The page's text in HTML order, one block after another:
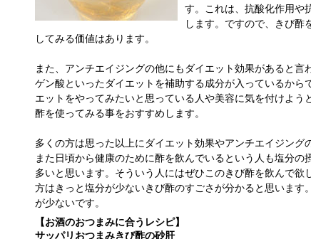
す。これは、抗酸化作用や
します。ですので、きび酢
してみる価値はあります。
また、アンチエイジングの他にもダイエット効果があると言
ゲン酸といったダイエットを補助する成分が入っているから
エットをやってみたいと思っている人や美容に気を付けよう
酢を使ってみる事をおすすめします。
多くの方は思った以上にダイエット効果やアンチエイジング
また日頃から健康のために酢を飲んでいるという人も塩分の
多いと思います。そういう人にはぜひこのきび酢を飲んで欲
方はきっと塩分が少ないきび酢のすごさが分かると思います
が少ないです。
【お酒のおつまみに合うレシピ】
サッパリおつまみきび酢の砂肝